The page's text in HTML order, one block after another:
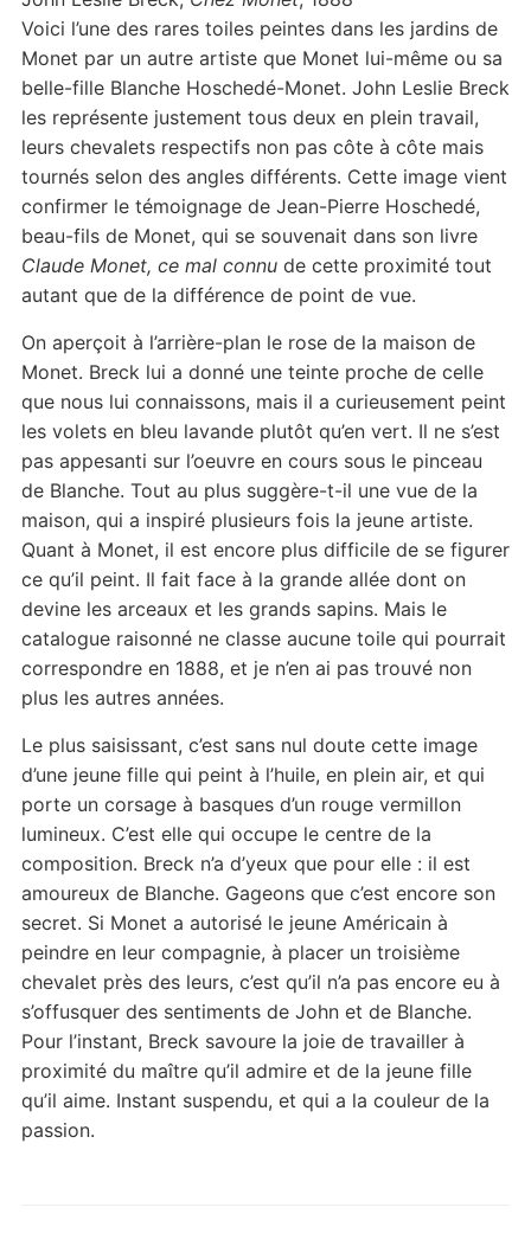
Voici l’une des rares toiles peintes dans les jardins de
Monet par un autre artiste que Monet lui-même ou sa
belle-fille Blanche Hoschedé-Monet. John Leslie Breck
les représente justement tous deux en plein travail,
leurs chevalets respectifs non pas côte à côte mais
tournés selon des angles différents. Cette image vient
confirmer le témoignage de Jean-Pierre Hoschedé,
beau-fils de Monet, qui se souvenait dans son livre
Claude Monet, ce mal connude cette proximité tout
autant que de la différence de point de vue.
On aperçoit à l’arrière-plan le rose de la maison de
Monet. Breck lui a donné une teinte proche de celle
que nous lui connaissons, mais il a curieusement peint
les volets en bleu lavande plutôt qu’en vert. Il ne s’est
pas appesanti sur l’oeuvre en cours sous le pinceau
de Blanche. Tout au plus suggère-t-il une vue de la
maison, qui a inspiré plusieurs fois la jeune artiste.
Quant à Monet, il est encore plus difficile de se figurer
ce qu’il peint. Il fait face à la grande allée dont on
devine les arceaux et les grands sapins. Mais le
catalogue raisonné ne classe aucune toile qui pourrait
correspondre en 1888, et je n’en ai pas trouvé non
plus les autres années.
Le plus saisissant, c’est sans nul doute cette image
d’une jeune fille qui peint à l’huile, en plein air, et qui
porte un corsage à basques d’un rouge vermillon
lumineux. C’est elle qui occupe le centre de la
composition. Breck n’a d’yeux que pour elle : il est
amoureux de Blanche. Gageons que c’est encore son
secret. Si Monet a autorisé le jeune Américain à
peindre en leur compagnie, à placer un troisième
chevalet près des leurs, c’est qu’il n’a pas encore eu à
s’offusquer des sentiments de John et de Blanche.
Pour l’instant, Breck savoure la joie de travailler à
proximité du maître qu’il admire et de la jeune fille
qu’il aime. Instant suspendu, et qui a la couleur de la
passion.